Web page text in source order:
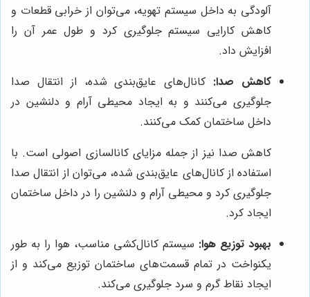
آلودگی به داخل سیستم تهویه، می‌توان از خرابی قطعات و
کاهش کارایی سیستم جلوگیری کرد و طول عمر آن را
افزایش داد.
کاهش صدا: کانال‌های عایق‌بندی شده، از انتقال صدا
جلوگیری می‌کنند و به ایجاد محیطی آرام و دلنشین در
داخل ساختمان کمک می‌کنند.
کاهش صدا نیز از جمله مزایای کانالسازی اصولی است. با
استفاده از کانال‌های عایق‌بندی شده، می‌توان از انتقال صدا
جلوگیری کرد و محیطی آرام و دلنشین را در داخل ساختمان
ایجاد کرد.
بهبود توزیع هوا: سیستم کانال‌کشی مناسب، هوا را به طور
یکنواخت در تمام قسمت‌های ساختمان توزیع می‌کند و از
ایجاد نقاط گرم و سرد جلوگیری می‌کند.